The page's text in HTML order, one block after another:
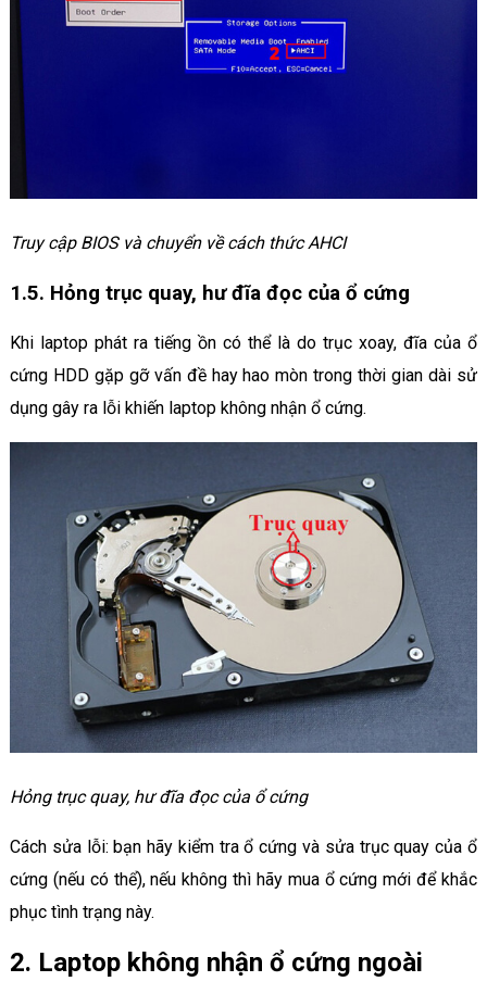
Truy cập BIOS và chuyển về cách thức AHCI
1.5. Hỏng trục quay, hư đĩa đọc của ổ cứng
Khi laptop phát ra tiếng ồn có thể là do trục xoay, đĩa của ổ
cứng HDD gặp gỡ vấn đề hay hao mòn trong thời gian dài sử
dụng gây ra lỗi khiến laptop không nhận ổ cứng.
Hỏng trục quay, hư đĩa đọc của ổ cứng
Cách sửa lỗi: bạn hãy kiểm tra ổ cứng và sửa trục quay của ổ
cứng (nếu có thể), nếu không thì hãy mua ổ cứng mới để khắc
phục tình trạng này.
2. Laptop không nhận ổ cứng ngoài